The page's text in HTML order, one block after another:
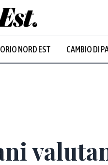
NORD EST CAMBIO DI
Prevalentemente